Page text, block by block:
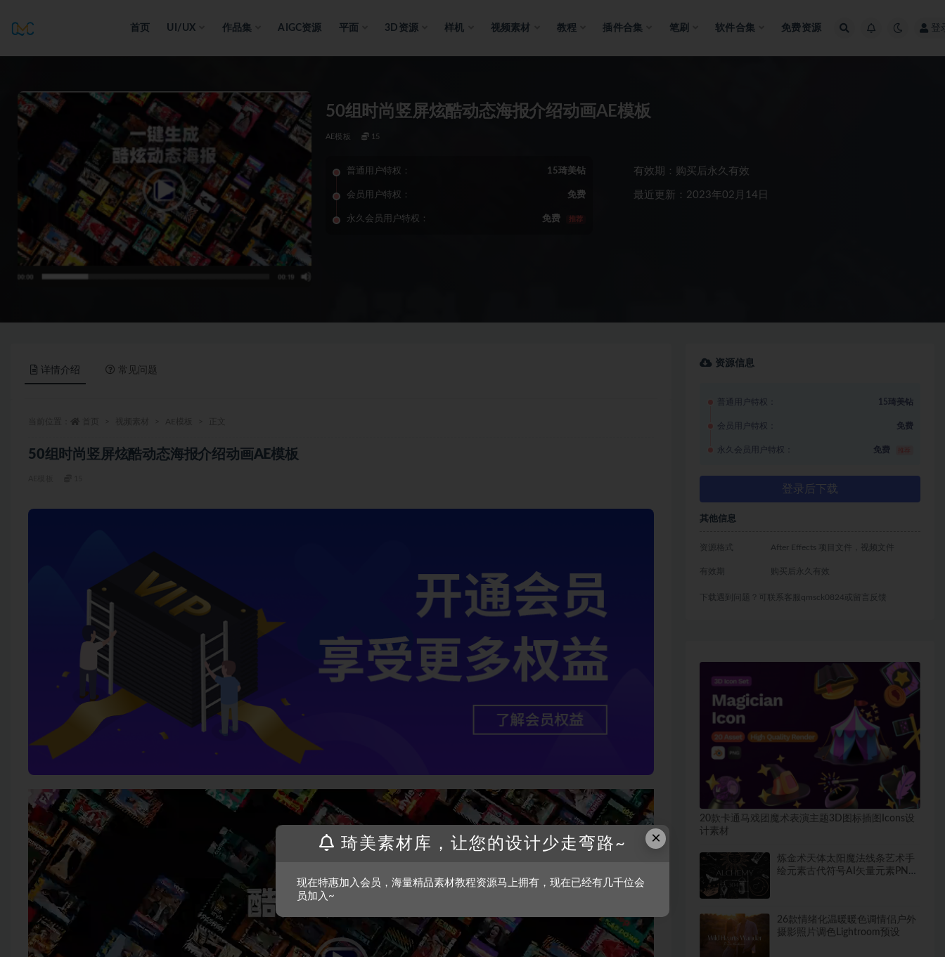
首页 UI/UX 作品集 AIGC资源 平面 3D资源 样机 视频素材 教程 插件合集 笔刷 软件合集 免费资源 登
50组时尚竖屏炫酷动态海报介绍动画AE模板
AE模板 15
普通用户特权： 15琦美钻
会员用户特权： 免费
永久会员用户特权： 免费 推荐
有效期：购买后永久有效
最近更新：2023年02月14日
详情介绍 常见问题
50组时尚竖屏炫酷动态海报介绍动画AE模板
视
频
播
放
器
资源信息
普通用户特权： 15琦美钻
会员用户特权： 免费
永久会员用户特权： 免费
登录后下载
其他信息
资源格式 After Effects 项目文件，视频文件
有效期 购买后永久有效
下载遇到问题？可联系客服qmsck0824或留言反馈
20款卡通马戏团魔术表演主题3D图标插图Icons设
计素材
炼金术天体太阳魔法线条艺术手
绘元素古代符号AI矢量元素PNG
26款情绪化温暖暖色调情侣户外
摄影照片调色Lightroom预设
×
琦美素材库，让您的设计少走弯路~
现在特惠加入会员，海量精品素材教程资源马上拥有，现在已经有几千位会
员加入~